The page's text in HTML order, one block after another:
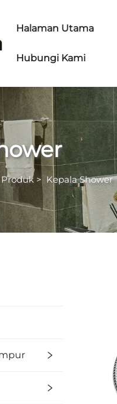
Halaman Utama
Hubungi Kami
Produk > Kepala Shower